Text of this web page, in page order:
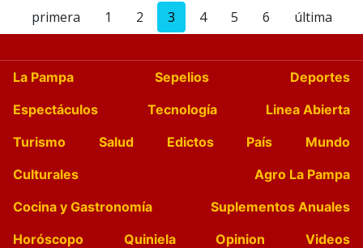
primera 1 2 3 4 5 6 última
La Pampa Sepelios
Deportes
Espectáculos
Tecnología
Linea Abierta
Turismo
Salud Edictos País
Mundo
Culturales
Agro La Pampa
Cocina y Gastronomía
Suplementos Anuales
Horóscopo
Quiniela Opinion
Videos